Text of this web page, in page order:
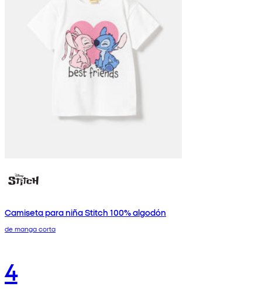
Camiseta para niña Stitch 100% algodón
de manga corta
4